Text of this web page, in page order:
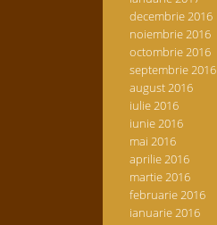
decembrie 2016
noiembrie 2016
octombrie 2016
septembrie 2016
august 2016
iulie 2016
iunie 2016
mai 2016
aprilie 2016
martie 2016
februarie 2016
ianuarie 2016